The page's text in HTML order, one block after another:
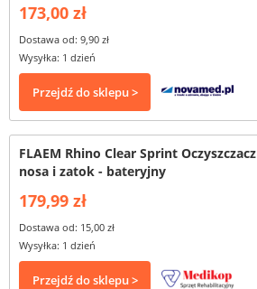
173,00 zł
Dostawa od: 9,90 zł
Wysyłka: 1 dzień
Przejdź do sklepu >
FLAEM Rhino Clear Sprint Oczyszczacz
nosa i zatok - bateryjny
179,99 zł
Dostawa od: 15,00 zł
Wysyłka: 1 dzień
Przejdź do sklepu >